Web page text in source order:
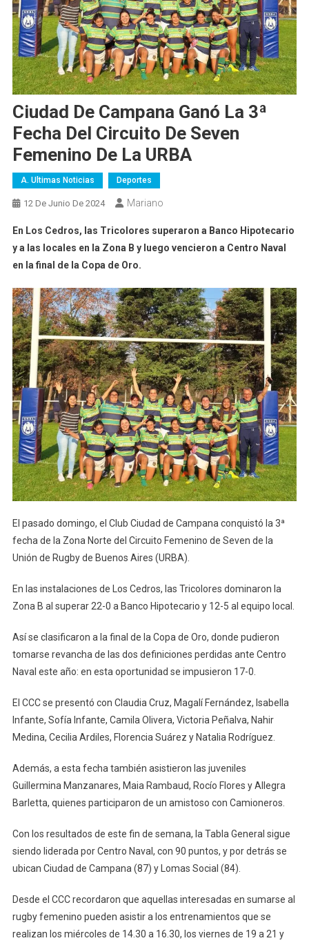
Ciudad De Campana Ganó La 3ª
Fecha Del Circuito De Seven
Femenino De La URBA
A. Ultimas Noticias Deportes
12 De Junio De 2024 Mariano
En Los Cedros, las Tricolores superaron a Banco Hipotecario
y a las locales en la Zona B y luego vencieron a Centro Naval
en la final de la Copa de Oro.
El pasado domingo, el Club Ciudad de Campana conquistó la 3ª
fecha de la Zona Norte del Circuito Femenino de Seven de la
Unión de Rugby de Buenos Aires (URBA).
En las instalaciones de Los Cedros, las Tricolores dominaron la
Zona B al superar 22-0 a Banco Hipotecario y 12-5 al equipo local.
Así se clasificaron a la final de la Copa de Oro, donde pudieron
tomarse revancha de las dos definiciones perdidas ante Centro
Naval este año: en esta oportunidad se impusieron 17-0.
El CCC se presentó con Claudia Cruz, Magalí Fernández, Isabella
Infante, Sofía Infante, Camila Olivera, Victoria Peñalva, Nahir
Medina, Cecilia Ardiles, Florencia Suárez y Natalia Rodríguez.
Además, a esta fecha también asistieron las juveniles
Guillermina Manzanares, Maia Rambaud, Rocío Flores y Allegra
Barletta, quienes participaron de un amistoso con Camioneros.
Con los resultados de este fin de semana, la Tabla General sigue
siendo liderada por Centro Naval, con 90 puntos, y por detrás se
ubican Ciudad de Campana (87) y Lomas Social (84).
Desde el CCC recordaron que aquellas interesadas en sumarse al
rugby femenino pueden asistir a los entrenamientos que se
realizan los miércoles de 14.30 a 16.30, los viernes de 19 a 21 y